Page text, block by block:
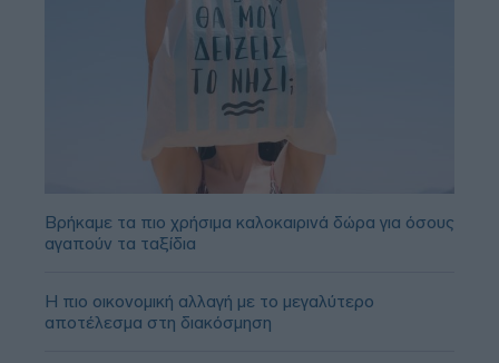
Βρήκαμε τα πιο χρήσιμα καλοκαιρινά δώρα για όσους
αγαπούν τα ταξίδια
Η πιο οικονομική αλλαγή με το μεγαλύτερο
αποτέλεσμα στη διακόσμηση